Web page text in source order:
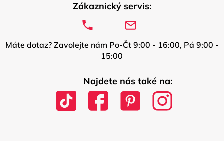
Zákaznický servis:
Máte dotaz? Zavolejte nám Po-Čt 9:00 - 16:00, Pá 9:00 -
15:00
Najdete nás také na: